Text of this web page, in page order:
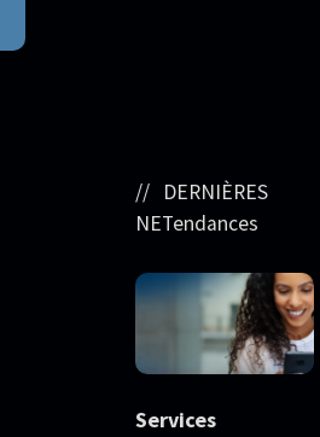
DERNIÈRES
NETendances
Services